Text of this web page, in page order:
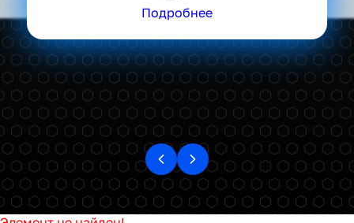
Подробнее